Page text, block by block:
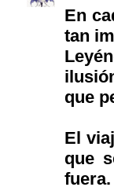
En
tan
que
El
que